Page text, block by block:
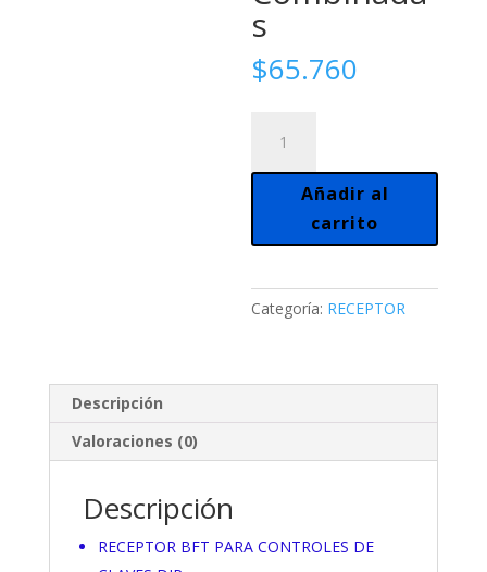
s
$65.760
Frecuencia
Claves
cantidad
Añadir al
carrito
Categoría: RECEPTOR
Descripción
Valoraciones (0)
Descripción
RECEPTOR BFT PARA CONTROLES DE